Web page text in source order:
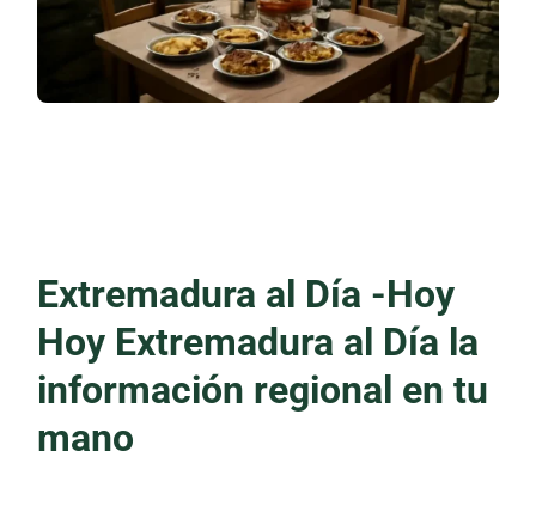
Extremadura al Día -Hoy
Hoy Extremadura al Día la
información regional en tu
mano